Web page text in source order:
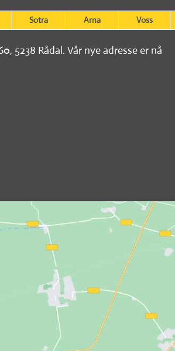
Sotra Arna Voss
5238 Rådal. Vår nye adresse er nå